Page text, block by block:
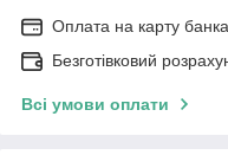
Оплата на карту
Безготівковий
Всі умови оплати